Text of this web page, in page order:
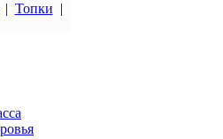
Топки |